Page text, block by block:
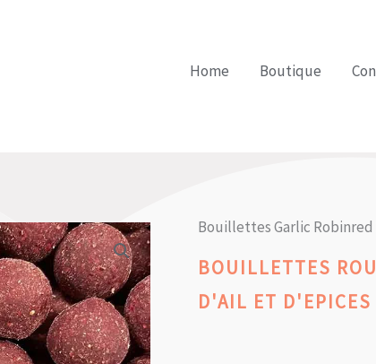
Home Boutique
Bouillettes Garlic
BOUILLETTES
D'AIL ET D'EPICES